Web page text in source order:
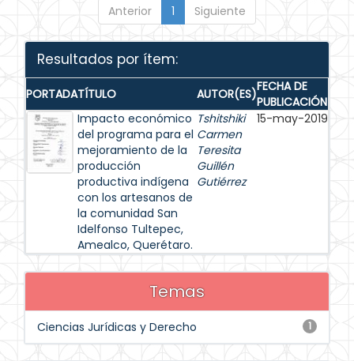
Anterior 1 Siguiente
Resultados por ítem:
PORTADATÍTULO AUTOR(ES)FECHA DE
PUBLICACIÓN
Impacto económico
del programa para el
mejoramiento de la
producción
productiva indígena
con los artesanos de
la comunidad San
Idelfonso Tultepec,
Amealco, Querétaro.
Tshitshiki
Carmen
Teresita
Guillén
Gutiérrez
15-may-2019
Temas
1
Ciencias Jurídicas y Derecho